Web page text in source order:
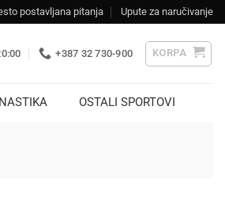
postavljana pitanja Upute za naručivanje
+387 32 730-900 KORPA
OSTALI SPORTOVI